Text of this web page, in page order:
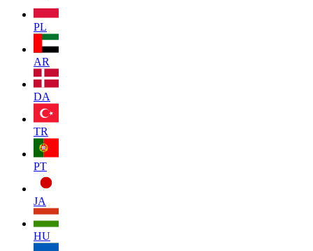
PL
AR
DA
TR
PT
JA
HU